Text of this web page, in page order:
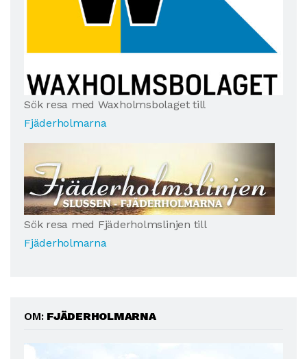
Sök resa med Waxholmsbolaget till
Fjäderholmarna
Sök resa med Fjäderholmslinjen till
Fjäderholmarna
OM: FJÄDERHOLMARNA